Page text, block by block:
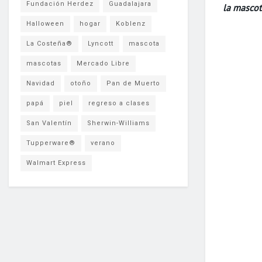
la
Fundación Herdez Guadalajara
Halloween hogar Koblenz
La Costeña® Lyncott mascota
mascotas Mercado Libre
Navidad otoño Pan de Muerto
papá piel regreso a clases
San Valentín Sherwin-Williams
Tupperware® verano
Walmart Express